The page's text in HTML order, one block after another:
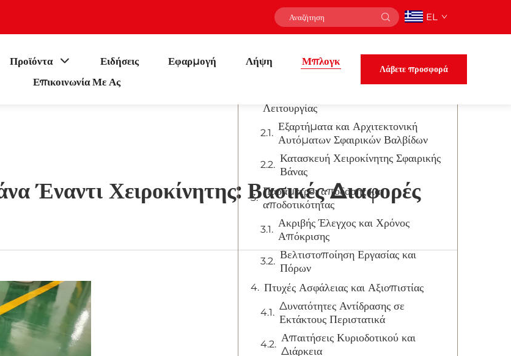
EL
Προϊόντα Ειδήσεις Εφαρμογή Λήψη
Μπλογκ
Επικοινωνία Με Ας
Λάβετε προσφορά
Έναντι Χειροκίνητης: Βασικές Διαφορές
Πίνακας Περιεχομένων
Κατανόηση της Σύγχρονης Τεχνολογίας
Βαλβίδων σε Βιομηχανικές Εφαρμογές
Λειτουργίας
Εξαρτήματα και Αρχιτεκτονική
Αυτόματων Σφαιρικών Βαλβίδων
Κατασκευή Χειροκίνητης Σφαιρικής
Βάνας
Παραμετροι απόδοσης και
αποδοτικότητας
Ακριβής Έλεγχος και Χρόνος
Απόκρισης
Βελτιστοποίηση Εργασίας και
Πόρων
Πτυχές Ασφάλειας και Αξιοπιστίας
Δυνατότητες Αντίδρασης σε
Εκτάκτους Περιστατικά
Απαιτήσεις Κυριοδοτικού και
Διάρκεια